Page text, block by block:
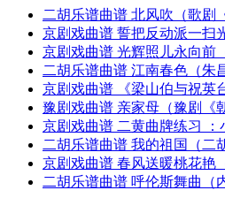
二胡乐谱曲谱 北风吹（歌剧
京剧戏曲谱 誓把反动派一扫
京剧戏曲谱 光辉照儿永向前
二胡乐谱曲谱 江南春色（朱
京剧戏曲谱 《梁山伯与祝英
豫剧戏曲谱 亲家母（豫剧《
京剧戏曲谱 二黄曲牌练习 ：
二胡乐谱曲谱 我的祖国（二
京剧戏曲谱 春风送暖桃花艳
二胡乐谱曲谱 呼伦斯舞曲（